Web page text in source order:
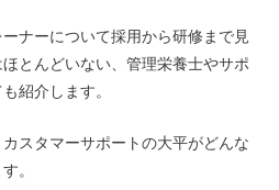
ナーについて採用から研修まで見
とんどいない、管理栄養士やサポ
紹介します。
スタマーサポートの大平がどんな
。